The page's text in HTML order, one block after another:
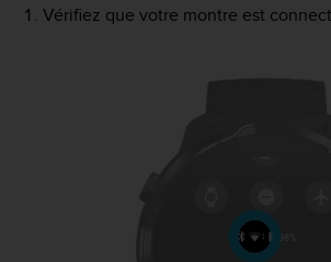
Vérifiez que votre montre est